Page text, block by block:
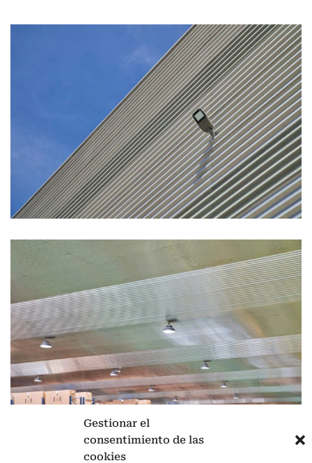
Gestionar el
consentimiento de las
cookies